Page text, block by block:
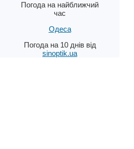
Погода на найближчий
час
Одеса
Погода на 10 днів від
sinoptik.ua